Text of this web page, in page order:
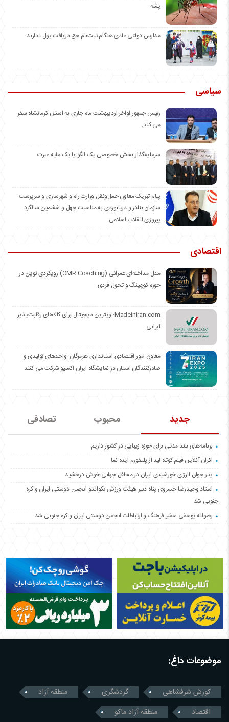
پشه
مدارس دولتی عادی هنگام ثبت‌نام حق دریافت پول ندارند
سیاسی
رئیس جمهور اواخر اردیبهشت ماه جاری به استان کرمانشاه سفر
می کند.
سرمایه‌گذار بخش خصوصی یک الگو یا یک مایه عبرت
️پیام تبریک معاون حمل‌ونقل وزارت راه و شهرسازی و سرپرست
سازمان بنادر و دریانوردی به مناسبت چهل و ششمین سالگرد
پیروزی انقلاب اسلامی
اقتصادی
مدل مداخله‌ای عمرائی (OMR Coaching) رویکردی نوین در
حوزه کوچینگ و تحول فردی
Madeiniran.com؛ ویترین دیجیتال برای کالاهای رقابت‌پذیر
ایرانی
معاون امور اقتصادی استانداری هرمزگان: واحدهای تولیدی و
صادرکنندگان استان در نمایشگاه ایران اکسپو شرکت می کنند
جدید محبوب تصادفی
برنامه‌های بلند مدتی برای حوزه زیبایی در کشور داریم
اکران آنلاین فیلم کوتاه لید از پلتفورم ایده نما
پدر جوان انرژی خورشیدی ایران در محافل جهانی خوش درخشید
استاد وحیدرضا خسروی پناه دبیر هیئت ورزش تکواندو انجمن دوستی ایران و کره
جنوبی شد
رضوانه یوسفی سفیر فرهنگ و ارتباطات انجمن دوستی ایران و کره جنوبی شد
موضوعات داغ:
کورش شرفشاهی گردشگری
منطقه آزاد
اقتصاد
منطقه آزاد ماکو